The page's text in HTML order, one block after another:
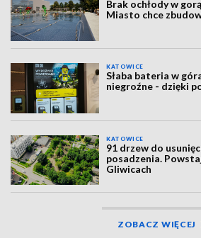
Brak ochłody w
Miasto chce
KATOWICE
Słaba bateria w
niegroźne - dzięki
KATOWICE
91 drzew do
posadzenia.
Gliwicach
ZOBACZ WIĘCEJ